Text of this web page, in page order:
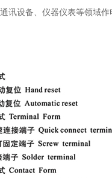
讯设备、仪器仪表等领域